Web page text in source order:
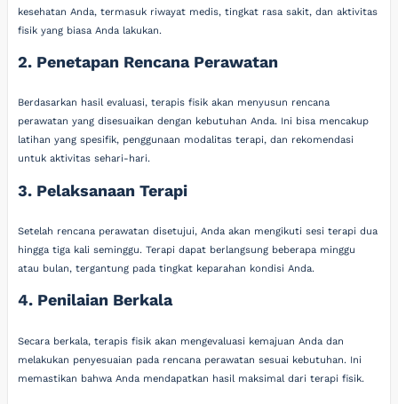
kesehatan Anda, termasuk riwayat medis, tingkat rasa sakit, dan aktivitas
fisik yang biasa Anda lakukan.
2. Penetapan Rencana Perawatan
Berdasarkan hasil evaluasi, terapis fisik akan menyusun rencana
perawatan yang disesuaikan dengan kebutuhan Anda. Ini bisa mencakup
latihan yang spesifik, penggunaan modalitas terapi, dan rekomendasi
untuk aktivitas sehari-hari.
3. Pelaksanaan Terapi
Setelah rencana perawatan disetujui, Anda akan mengikuti sesi terapi dua
hingga tiga kali seminggu. Terapi dapat berlangsung beberapa minggu
atau bulan, tergantung pada tingkat keparahan kondisi Anda.
4. Penilaian Berkala
Secara berkala, terapis fisik akan mengevaluasi kemajuan Anda dan
melakukan penyesuaian pada rencana perawatan sesuai kebutuhan. Ini
memastikan bahwa Anda mendapatkan hasil maksimal dari terapi fisik.